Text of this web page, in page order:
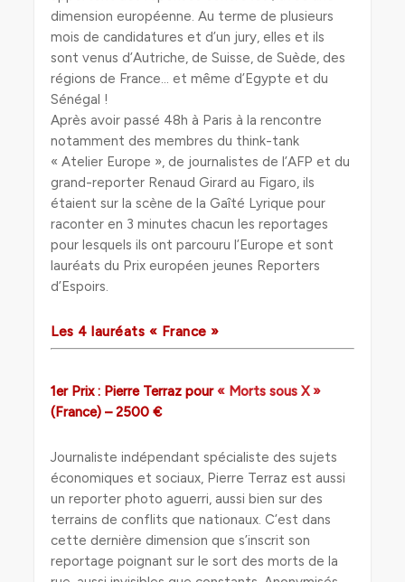
dimension européenne. Au terme de plusieurs
mois de candidatures et d’un jury, elles et ils
sont venus d’Autriche, de Suisse, de Suède, des
régions de France… et même d’Egypte et du
Sénégal !
Après avoir passé 48h à Paris à la rencontre
notamment des membres du think-tank
« Atelier Europe », de journalistes de l’AFP et du
grand-reporter Renaud Girard au Figaro, ils
étaient sur la scène de la Gaîté Lyrique pour
raconter en 3 minutes chacun les reportages
pour lesquels ils ont parcouru l’Europe et sont
lauréats du Prix européen jeunes Reporters
d’Espoirs.
Les 4 lauréats « France »
1er Prix : Pierre Terraz pour« Morts sous X »
(France) – 2500 €
Journaliste indépendant spécialiste des sujets
économiques et sociaux, Pierre Terraz est aussi
un reporter photo aguerri, aussi bien sur des
terrains de conflits que nationaux. C’est dans
cette dernière dimension que s’inscrit son
reportage poignant sur le sort des morts de la